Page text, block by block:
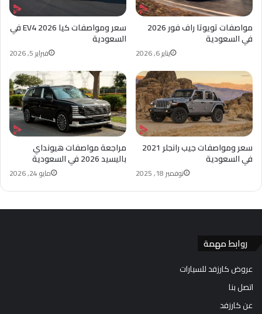
سعر ومواصفات كيا EV4 2026 في
السعودية
فبراير 5, 2026
مواصفات تويوتا راف فور 2026
في السعودية
يناير 6, 2026
مراجعة مواصفات هيونداي
باليسيد 2026 في السعودية
مايو 24, 2026
سعر ومواصفات جيب رانجلر 2021
في السعودية
نوفمبر 18, 2025
روابط مهمة
عروض كارزفد للسيارات
اتصل بنا
عن كارزفد